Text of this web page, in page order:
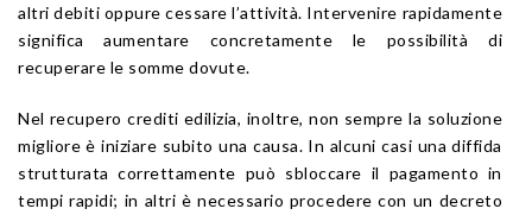
altri debiti oppure cessare l’attività. Intervenire rapidamente
significa aumentare concretamente le possibilità di
recuperare le somme dovute.
Nel recupero crediti edilizia, inoltre, non sempre la soluzione
migliore è iniziare subito una causa. In alcuni casi una diffida
strutturata correttamente può sbloccare il pagamento in
tempi rapidi; in altri è necessario procedere con un decreto